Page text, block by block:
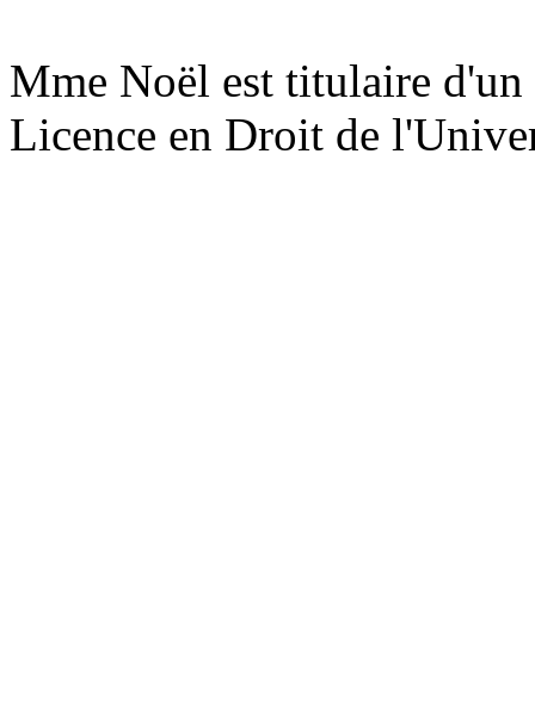
Mme Noël est titulaire d'un
Licence en Droit de